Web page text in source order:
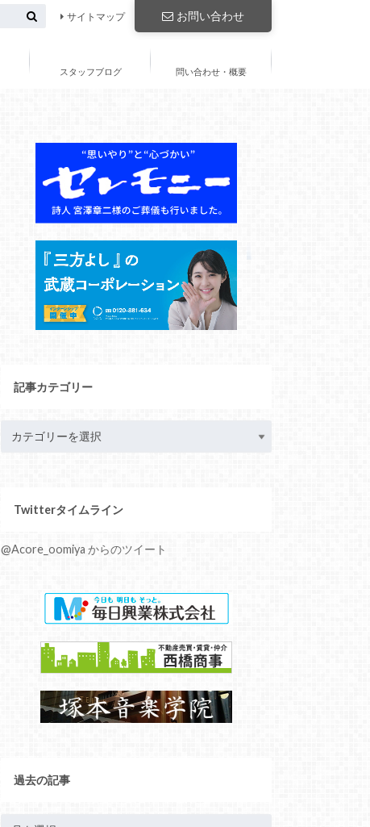
お問い合わせ
サイトマップ
スタッフブログ 問い合わせ・概要
記事カテゴリー
Twitterタイムライン
@Acore_oomiya からのツイート
過去の記事